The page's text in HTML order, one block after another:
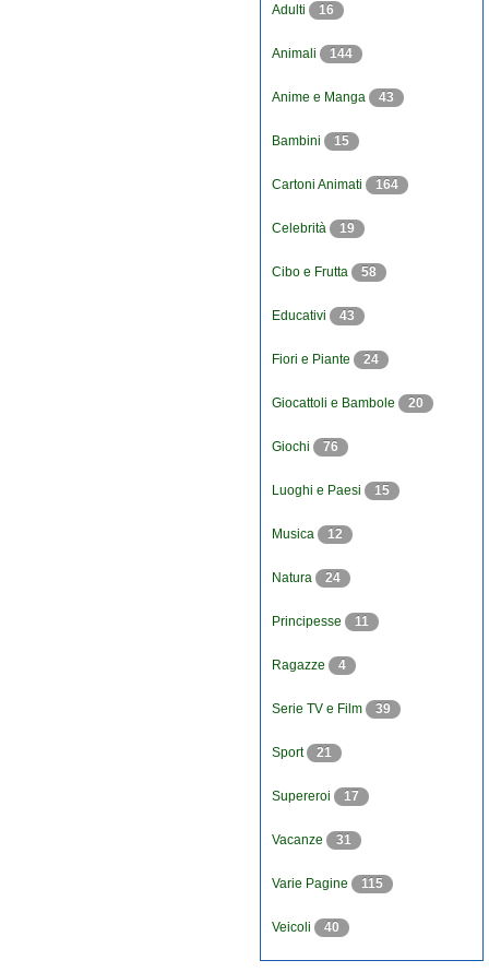
Adulti 16
Animali 144
Anime e Manga 43
Bambini 15
Cartoni Animati 164
Celebrità 19
Cibo e Frutta 58
Educativi 43
Fiori e Piante 24
Giocattoli e Bambole 20
Giochi 76
Luoghi e Paesi 15
Musica 12
Natura 24
Principesse 11
Ragazze 4
Serie TV e Film 39
Sport 21
Supereroi 17
Vacanze 31
Varie Pagine 115
Veicoli 40